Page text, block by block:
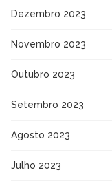
Dezembro 2023
Novembro 2023
Outubro 2023
Setembro 2023
Agosto 2023
Julho 2023